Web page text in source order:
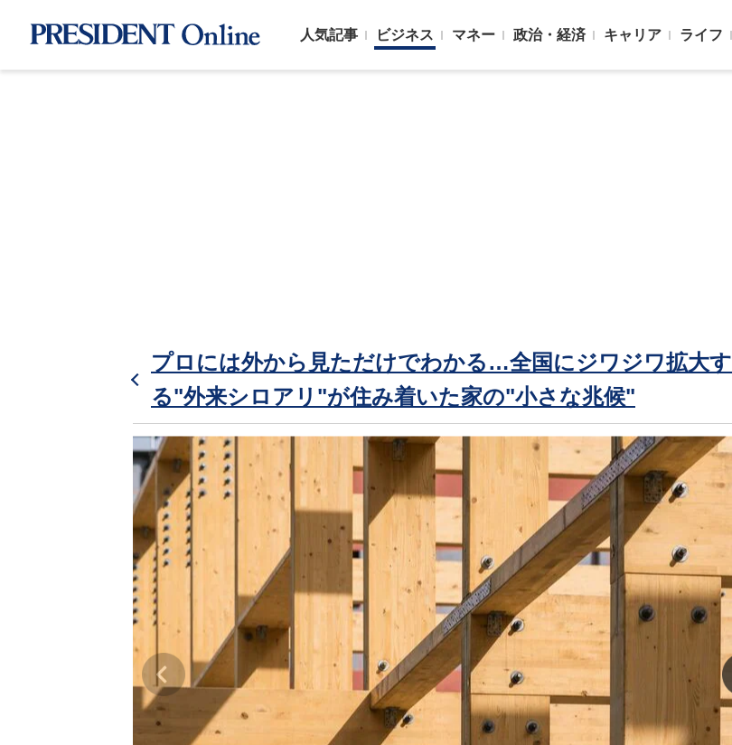
人気記事 ビジネス マネー 政治・経済 キャリア ライフ
プロには外から見ただけでわかる…全国にジワジワ拡大す
る"外来シロアリ"が住み着いた家の"小さな兆候"